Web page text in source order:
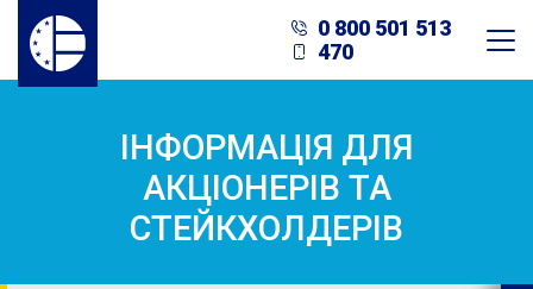
0 800 501 513
470
ІНФОРМАЦІЯ ДЛЯ
АКЦІОНЕРІВ ТА
СТЕЙКХОЛДЕРІВ